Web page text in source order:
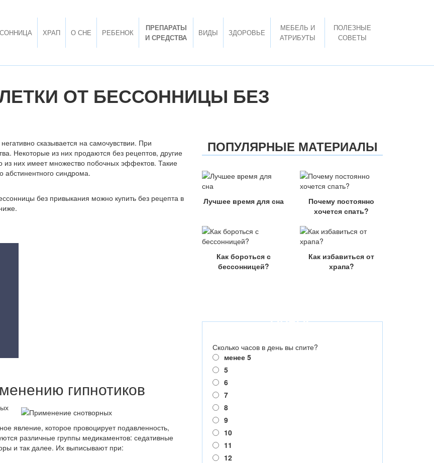
ХРАП О СНЕ РЕБЕНОК
ПРЕПАРАТЫ
И СРЕДСТВА
ВИДЫ ЗДОРОВЬЕ
МЕБЕЛЬ И
АТРИБУТЫ
ПОЛЕЗНЫЕ
СОВЕТЫ
ОТ БЕССОННИЦЫ БЕЗ
сказывается на самочувствии. При
Некоторые из них продаются без рецептов, другие
из них имеет множество побочных эффектов. Такие
абстинентного синдрома.
без привыкания можно купить без рецепта в
гипнотиков
явление, которое провоцирует подавленность,
различные группы медикаментов: седативные
и так далее. Их выписывают при:
ПОПУЛЯРНЫЕ МАТЕРИАЛЫ
Лучшее время для сна
Почему постоянно
хочется спать?
Как бороться с
бессонницей?
Как избавиться от
храпа?
ОПРОС
Сколько часов в день вы спите?
менее 5
5
6
7
8
9
10
11
12